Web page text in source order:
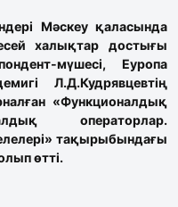
Мәскеу қаласында
халықтар достығы
мүшесі, Еуропа
Л.Д.Кудрявцевтің
«Функционалдық
операторлар.
тақырыбындағы
өтті.